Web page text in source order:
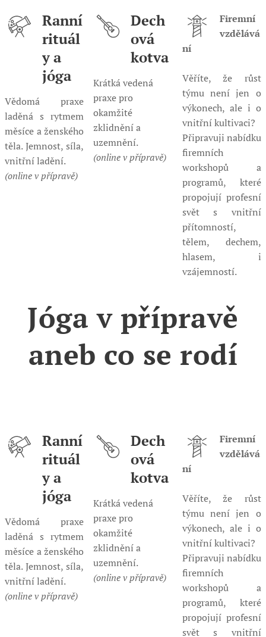
Ranní
rituál
y a
jóga
Vědomá praxe
laděná s rytmem
měsíce a ženského
těla. Jemnost, síla,
vnitřní ladění.
(online v přípravě)
Dech
ová
kotva
Krátká vedená
praxe pro
okamžité
zklidnění a
uzemnění.
(online v přípravě)
Firemní
vzdělává
ní
Věříte, že růst
týmu není jen o
výkonech, ale i o
vnitřní kultivaci?
Připravuji nabídku
firemních
workshopů a
programů, které
propojují profesní
svět s vnitřní
přítomností,
tělem, dechem,
hlasem, i
vzájemností.
Jóga v přípravě
aneb co se rodí
Ranní
rituál
y a
jóga
Vědomá praxe
laděná s rytmem
měsíce a ženského
těla. Jemnost, síla,
vnitřní ladění.
(online v přípravě)
Dech
ová
kotva
Krátká vedená
praxe pro
okamžité
zklidnění a
uzemnění.
(online v přípravě)
Firemní
vzdělává
ní
Věříte, že růst
týmu není jen o
výkonech, ale i o
vnitřní kultivaci?
Připravuji nabídku
firemních
workshopů a
programů, které
propojují profesní
svět s vnitřní